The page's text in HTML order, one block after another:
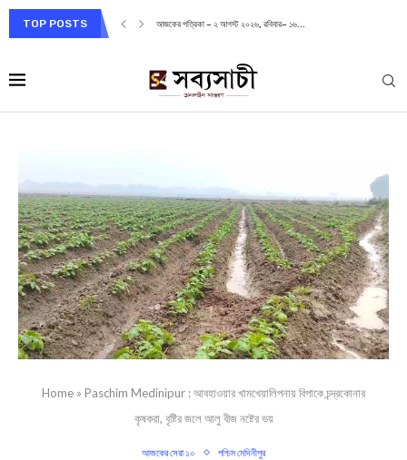
TOP POSTS আজকের পত্রিকা – ২ আগস্ট ২০২৬, রবিবার– ১৬...
Home » Paschim Medinipur : আবহাওয়ার খামখেয়ালিপনায় বিপাকে চন্দ্রকোনার
কৃষকরা, বৃষ্টির জলে আলু বীজ নষ্টের ভয়
আজকের সেরা ১০ পশ্চিম মেদিনীপুর